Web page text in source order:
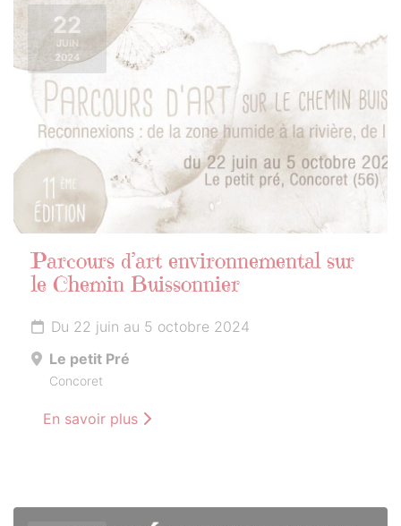
22
JUIN
2024
Parcours d’art environnemental sur
le Chemin Buissonnier
Du 22 juin au 5 octobre 2024
Le petit Pré
Concoret
En savoir plus